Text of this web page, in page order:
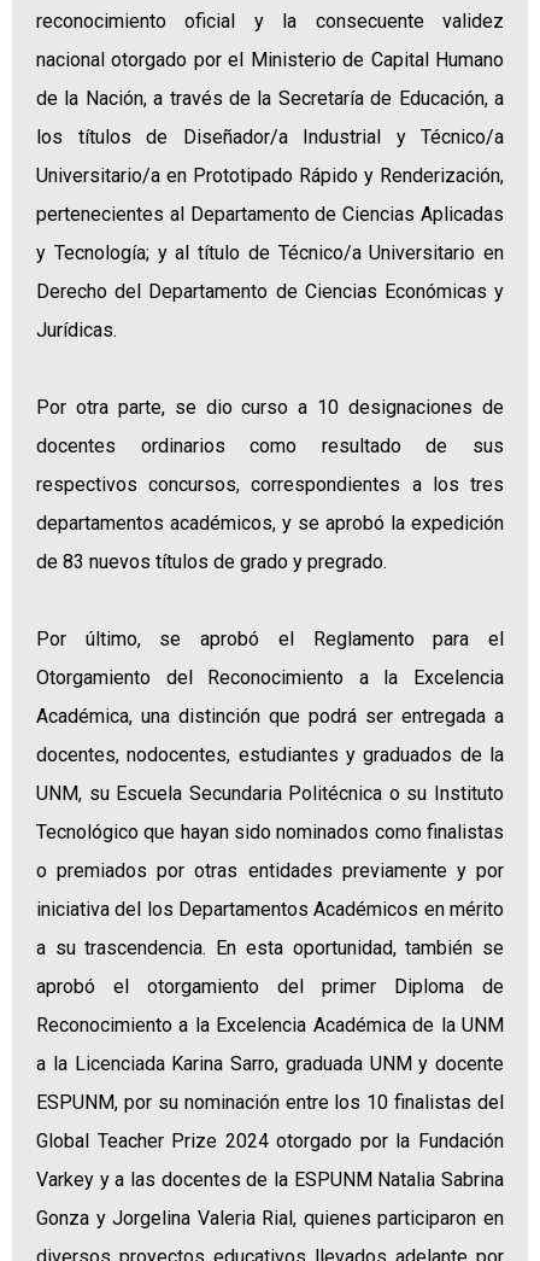
reconocimiento oficial y la consecuente validez
nacional otorgado por el Ministerio de Capital Humano
de la Nación, a través de la Secretaría de Educación, a
los títulos de Diseñador/a Industrial y Técnico/a
Universitario/a en Prototipado Rápido y Renderización,
pertenecientes al Departamento de Ciencias Aplicadas
y Tecnología; y al título de Técnico/a Universitario en
Derecho del Departamento de Ciencias Económicas y
Jurídicas.
Por otra parte, se dio curso a 10 designaciones de
docentes ordinarios como resultado de sus
respectivos concursos, correspondientes a los tres
departamentos académicos, y se aprobó la expedición
de 83 nuevos títulos de grado y pregrado.
Por último, se aprobó el Reglamento para el
Otorgamiento del Reconocimiento a la Excelencia
Académica, una distinción que podrá ser entregada a
docentes, nodocentes, estudiantes y graduados de la
UNM, su Escuela Secundaria Politécnica o su Instituto
Tecnológico que hayan sido nominados como finalistas
o premiados por otras entidades previamente y por
iniciativa del los Departamentos Académicos en mérito
a su trascendencia. En esta oportunidad, también se
aprobó el otorgamiento del primer Diploma de
Reconocimiento a la Excelencia Académica de la UNM
a la Licenciada Karina Sarro, graduada UNM y docente
ESPUNM, por su nominación entre los 10 finalistas del
Global Teacher Prize 2024 otorgado por la Fundación
Varkey y a las docentes de la ESPUNM Natalia Sabrina
Gonza y Jorgelina Valeria Rial, quienes participaron en